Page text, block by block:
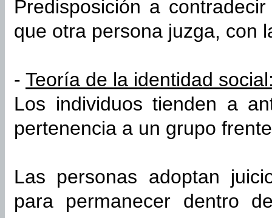
Predisposición a
que otra persona juzga, con
- Teoría de la identidad
Los individuos tienden a
pertenencia a un grupo
Las personas adoptan
para permanecer dentro